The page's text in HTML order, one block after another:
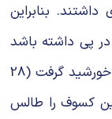
بنابراین
پی داشته باشد
شش سال طول کشید. در سال هفتم تمام خورشید گرفت (28
که این کسوف را طالس